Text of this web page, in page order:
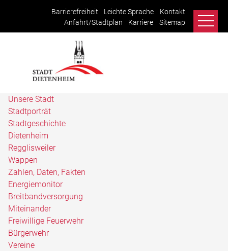
Barrierefreiheit Leichte Sprache
Kontakt
Anfahrt/Stadtplan
Karriere Sitemap
Unsere Stadt
Stadtporträt
Stadtgeschichte
Dietenheim
Regglisweiler
Wappen
Zahlen, Daten, Fakten
Energiemonitor
Breitbandversorgung
Miteinander
Freiwillige Feuerwehr
Bürgerwehr
Vereine